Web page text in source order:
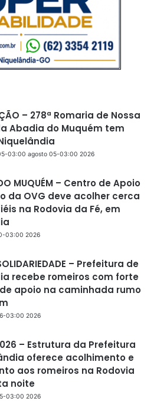
– 278ª Romaria de Nossa
Abadia do Muquém tem
03:00 agosto 05-03:00 2026
MUQUÉM – Centro de Apoio
da OVG deve acolher cerca
na Rodovia da Fé, em
03:00 2026
– Prefeitura de
recebe romeiros com forte
apoio na caminhada rumo
03:00 2026
– Estrutura da Prefeitura
oferece acolhimento e
aos romeiros na Rodovia
noite
03:00 2026